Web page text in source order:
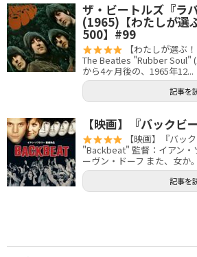
ザ・ビートルズ『ラ
(1965)【わたしが選
500】#99
【わたしが選ぶ
The Beatles "Rubber Soul"
から4ヶ月後の、1965年12...
記事を
【映画】『バックビ
【映画】『バッ
"Backbeat" 監督：イアン・
ーヴン・ドーフ また、女か
記事を